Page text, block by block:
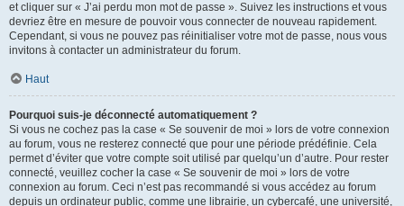
et cliquer sur « J’ai perdu mon mot de passe ». Suivez les instructions et vous
devriez être en mesure de pouvoir vous connecter de nouveau rapidement.
Cependant, si vous ne pouvez pas réinitialiser votre mot de passe, nous vous
invitons à contacter un administrateur du forum.
Haut
Pourquoi suis-je déconnecté automatiquement ?
Si vous ne cochez pas la case « Se souvenir de moi » lors de votre connexion
au forum, vous ne resterez connecté que pour une période prédéfinie. Cela
permet d’éviter que votre compte soit utilisé par quelqu’un d’autre. Pour rester
connecté, veuillez cocher la case « Se souvenir de moi » lors de votre
connexion au forum. Ceci n’est pas recommandé si vous accédez au forum
depuis un ordinateur public, comme une librairie, un cybercafé, une université,